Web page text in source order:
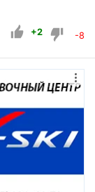
+2 -8